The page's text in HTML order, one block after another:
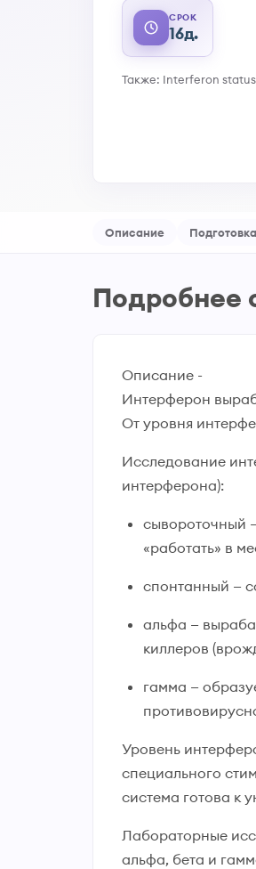
СРОК
16д.
Также: Interferon
Описание Подготовка
Подробнее
Описание -
Интерферон
От уровня
Исследование
интерферона):
сывороточный
«работать» в
спонтанный —
альфа —
киллеров
гамма —
Уровень
специального
система готова к
Лабораторные
альфа, бета и